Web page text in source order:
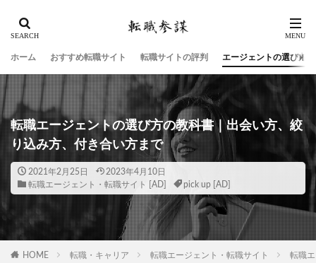
ホーム おすすめ転職サイト 転職サイトの評判 エージェントの選び方
転職エージェントの選び方の教科書｜出会い方、絞
り込み方、付き合い方まで
2021年2月25日
2023年4月10日
転職エージェント・転職サイト
pick up
HOME 転職・キャリア 転職エージェント・転職サイト 転職